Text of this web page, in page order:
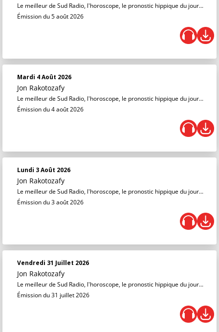
Le meilleur de Sud Radio, l'horoscope, le pronostic hippique du jour...
Émission du 5 août 2026
Mardi 4 Août 2026
Jon Rakotozafy
Le meilleur de Sud Radio, l'horoscope, le pronostic hippique du jour...
Émission du 4 août 2026
Lundi 3 Août 2026
Jon Rakotozafy
Le meilleur de Sud Radio, l'horoscope, le pronostic hippique du jour...
Émission du 3 août 2026
Vendredi 31 Juillet 2026
Jon Rakotozafy
Le meilleur de Sud Radio, l'horoscope, le pronostic hippique du jour...
Émission du 31 juillet 2026